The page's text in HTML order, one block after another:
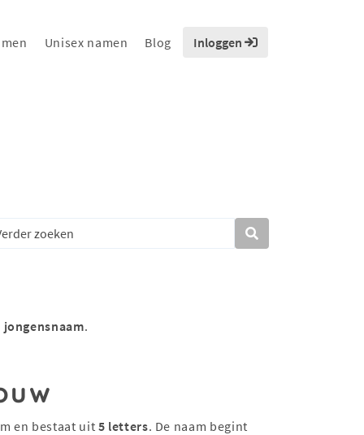
Unisex namen Blog Inloggen
jongensnaam.
en bestaat uit 5 letters. De naam begint